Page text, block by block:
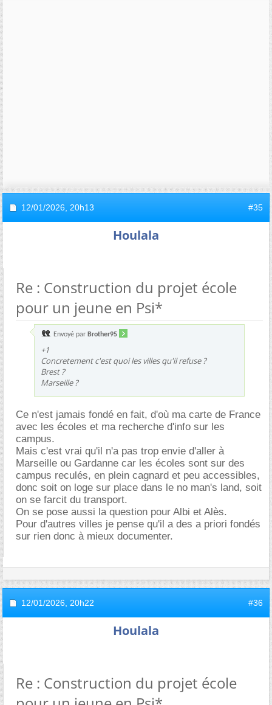
12/01/2026, 20h13 #35
Houlala
Re : Construction du projet école
pour un jeune en Psi*
Envoyé par Brother95
+1
Concretement c'est quoi les villes qu'il refuse ?
Brest ?
Marseille ?
Ce n'est jamais fondé en fait, d'où ma carte de France
avec les écoles et ma recherche d'info sur les
campus.
Mais c'est vrai qu'il n'a pas trop envie d'aller à
Marseille ou Gardanne car les écoles sont sur des
campus reculés, en plein cagnard et peu accessibles,
donc soit on loge sur place dans le no man's land, soit
on se farcit du transport.
On se pose aussi la question pour Albi et Alès.
Pour d'autres villes je pense qu'il a des a priori fondés
sur rien donc à mieux documenter.
12/01/2026, 20h22 #36
Houlala
Re : Construction du projet école